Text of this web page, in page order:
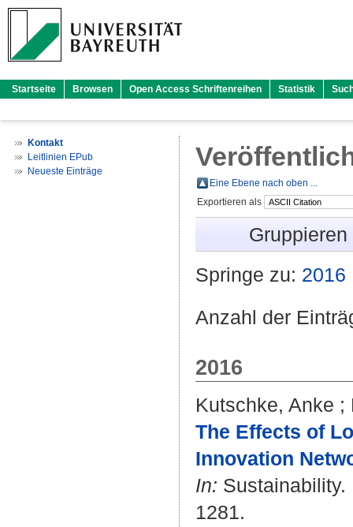
Startseite Browsen Open Access Schriftenreihen Statistik
Kontakt
Leitlinien EPub
Neueste Einträge
Eine Ebene nach oben ...
Exportieren als
Springe zu: 2016
Anzahl der
2016
Kutschke, Anke ;
The Effects of
Innovation
In: Sustainability.
1281.